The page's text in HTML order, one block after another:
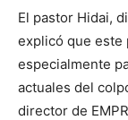
El pastor Hidai,
explicó que este
especialmente
actuales del
director de